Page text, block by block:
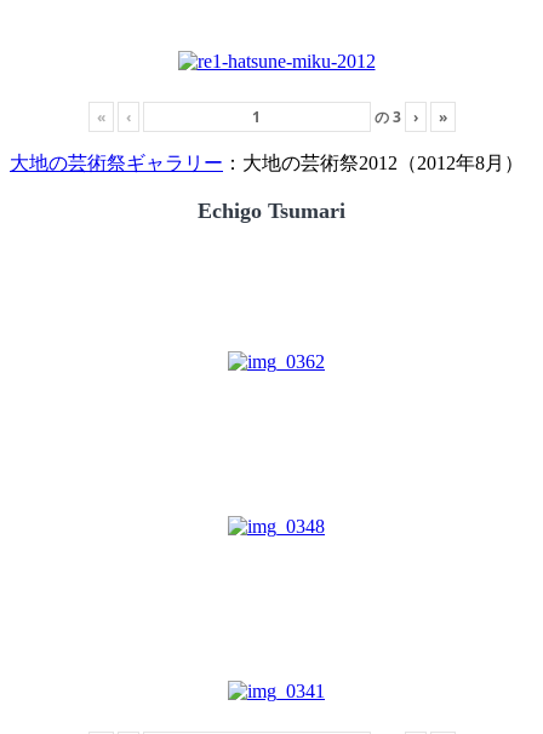
« ‹ の3 › »
大地の芸術祭ギャラリー ：大地の芸術祭2012（2012年8月）
Echigo Tsumari